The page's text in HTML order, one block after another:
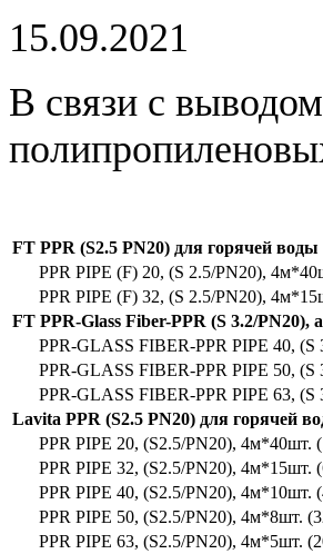
15.09.2021
В связи с
FT PPR (S2.5 PN20) для горячей воды
PPR PIPE (F) 20, (S 2.5/PN20),
PPR PIPE (F) 32, (S 2.5/PN20),
FT PPR-Glass Fiber-PPR (S 3.2/PN20),
PPR-GLASS FIBER-PPR PIPE 40,
PPR-GLASS FIBER-PPR PIPE 50,
PPR-GLASS FIBER-PPR PIPE 63,
Lavita PPR (S2.5 PN20) для горячей
PPR PIPE 20, (S2.5/PN20), 4м*40шт.
PPR PIPE 32, (S2.5/PN20), 4м*15шт.
PPR PIPE 40, (S2.5/PN20), 4м*10шт.
PPR PIPE 50, (S2.5/PN20), 4м*8шт.
PPR PIPE 63, (S2.5/PN20), 4м*5шт.